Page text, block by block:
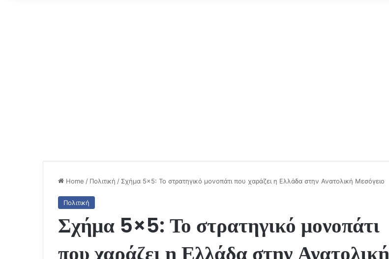
Home / Πολιτική / Σχήμα 5×5: Το στρατηγικό μονοπάτι που χαράζει η Ελλάδα στην Ανατολική Μεσόγειο
Πολιτική
Σχήμα 5×5: Το στρατηγικό μονοπάτι
που χαράζει η Ελλάδα στην Ανατολική